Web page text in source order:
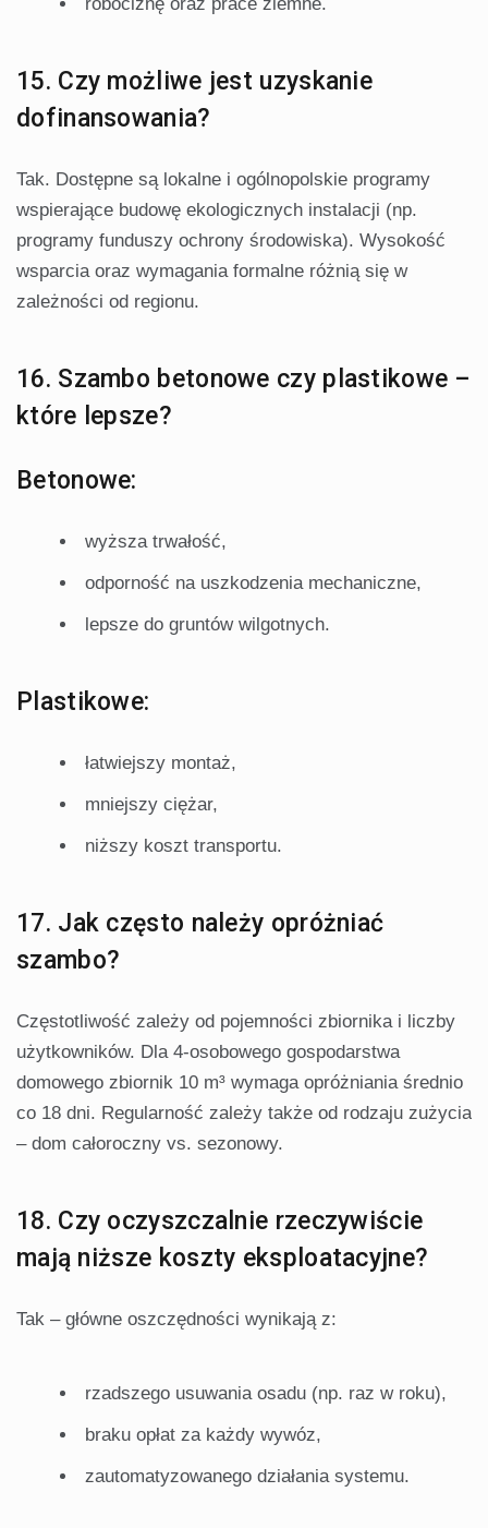
15. Czy możliwe jest uzyskanie
dofinansowania?
Tak. Dostępne są lokalne i ogólnopolskie programy
wspierające budowę ekologicznych instalacji (np.
programy funduszy ochrony środowiska). Wysokość
wsparcia oraz wymagania formalne różnią się w
zależności od regionu.
16. Szambo betonowe czy plastikowe –
które lepsze?
Betonowe:
wyższa trwałość,
odporność na uszkodzenia mechaniczne,
lepsze do gruntów wilgotnych.
Plastikowe:
łatwiejszy montaż,
mniejszy ciężar,
niższy koszt transportu.
17. Jak często należy opróżniać
szambo?
Częstotliwość zależy od pojemności zbiornika i liczby
użytkowników. Dla 4-osobowego gospodarstwa
domowego zbiornik 10 m³ wymaga opróżniania średnio
co 18 dni. Regularność zależy także od rodzaju zużycia
– dom całoroczny vs. sezonowy.
18. Czy oczyszczalnie rzeczywiście
mają niższe koszty eksploatacyjne?
Tak – główne oszczędności wynikają z:
rzadszego usuwania osadu (np. raz w roku),
braku opłat za każdy wywóz,
zautomatyzowanego działania systemu.